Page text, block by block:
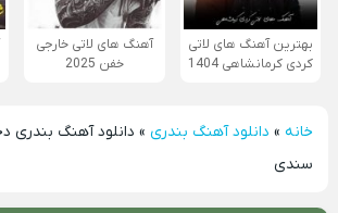
بهترین آهنگ های لاتی
کردی کرمانشاهی 1404
آهنگ های لاتی خارجی
خفن 2025
خانه» دانلود آهنگ بندری » دانلود آهنگ بندری
سندی